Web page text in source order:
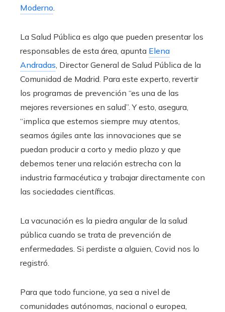
Moderno.
La Salud Pública es algo que pueden presentar los
responsables de esta área, apunta Elena
Andradas, Director General de Salud Pública de la
Comunidad de Madrid. Para este experto, revertir
los programas de prevención “es una de las
mejores reversiones en salud”. Y esto, asegura,
“implica que estemos siempre muy atentos,
seamos ágiles ante las innovaciones que se
puedan producir a corto y medio plazo y que
debemos tener una relación estrecha con la
industria farmacéutica y trabajar directamente con
las sociedades científicas.
La vacunación es la piedra angular de la salud
pública cuando se trata de prevención de
enfermedades. Si perdiste a alguien, Covid nos lo
registró.
Para que todo funcione, ya sea a nivel de
comunidades autónomas, nacional o europea,